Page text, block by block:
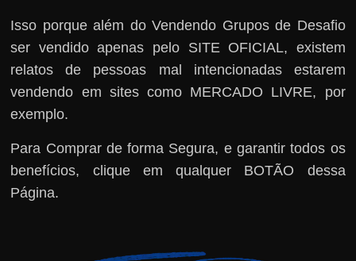
Isso porque além do Vendendo Grupos de Desafio
ser vendido apenas pelo SITE OFICIAL, existem
relatos de pessoas mal intencionadas estarem
vendendo em sites como MERCADO LIVRE, por
exemplo.
Para Comprar de forma Segura, e garantir todos os
benefícios, clique em qualquer BOTÃO dessa
Página.